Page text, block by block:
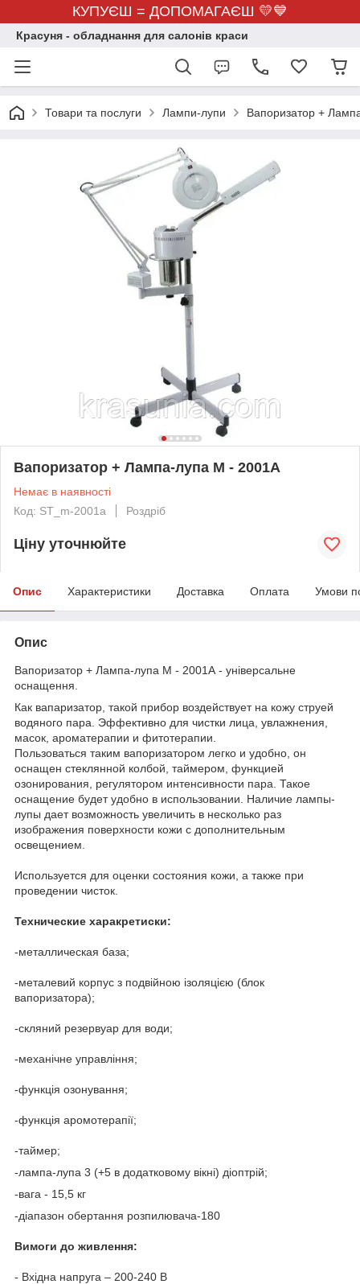
КУПУЄШ = ДОПОМАГАЄШ 💛💙
Красуня - обладнання для салонів краси
Товари та послуги Лампи-лупи Вапоризатор +
Вапоризатор + Лампа-лупа М - 2001А
Немає в наявності
Код: ST_m-2001a
Роздріб
Ціну уточнюйте
Опис Характеристики Доставка Оплата Умови
Опис
Вапоризатор + Лампа-лупа М - 2001А - універсальне
оснащення.
Как вапаризатор, такой прибор воздействует на кожу струей
водяного пара. Эффективно для чистки лица, увлажнения,
масок, ароматерапии и фитотерапии.
Пользоваться таким вапоризатором легко и удобно, он
оснащен стеклянной колбой, таймером, функцией
озонирования, регулятором интенсивности пара. Такое
оснащение будет удобно в использовании. Наличие лампы-
лупы дает возможность увеличить в несколько раз
изображения поверхности кожи с дополнительным
освещением.
Используется для оценки состояния кожи, а также при
проведении чисток.
Технические харакретиски:
-металлическая база;
-металевий корпус з подвійною ізоляцією (блок
вапоризатора);
-скляний резервуар для води;
-механічне управління;
-функція озонування;
-функція аромотерапії;
-таймер;
-лампа-лупа 3 (+5 в додатковому вікні) діоптрій;
-вага - 15,5 кг
-діапазон обертання розпилювача-180
Вимоги до живлення:
- Вхідна напруга – 200-240 В